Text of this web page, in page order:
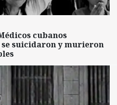
cubanos
suicidaron y murieron